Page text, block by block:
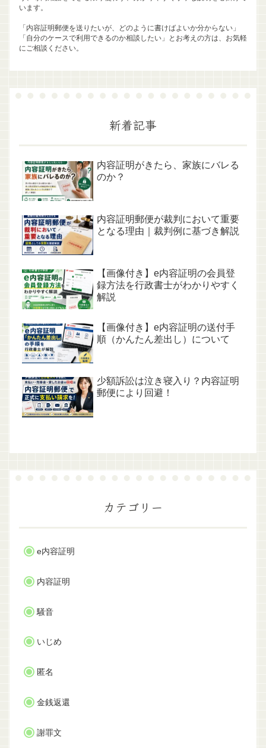
います。
「内容証明郵便を送りたいが、どのように書けばよいか分からない」
「自分のケースで利用できるのか相談したい」とお考えの方は、お気軽
にご相談ください。
新着記事
内容証明がきたら、家族にバレる
のか？
内容証明郵便が裁判において重要
となる理由｜裁判例に基づき解説
【画像付き】e内容証明の会員登
録方法を行政書士がわかりやすく
解説
【画像付き】e内容証明の送付手
順（かんたん差出し）について
少額訴訟は泣き寝入り？内容証明
郵便により回避！
カテゴリー
e内容証明
内容証明
騒音
いじめ
匿名
金銭返還
謝罪文